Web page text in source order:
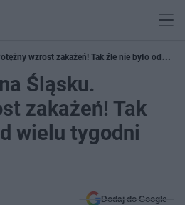
wzrost zakażeń! Tak źle nie było od
Śląsku.
zakażeń! Tak
wielu tygodni
Dodaj do Google